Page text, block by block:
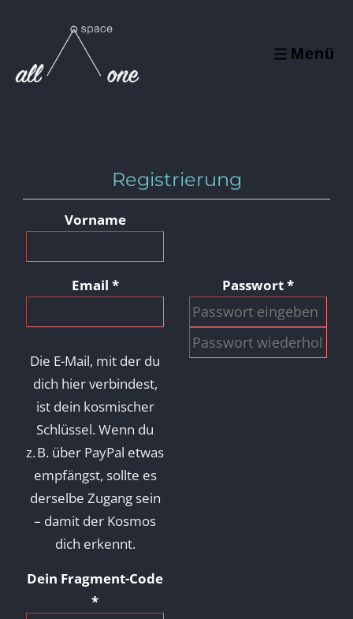
Menü
MENÜ
Registrierung
Vorname
Email *
Die E-Mail, mit der du
dich hier verbindest,
ist dein kosmischer
Schlüssel. Wenn du
z. B. über PayPal etwas
empfängst, sollte es
derselbe Zugang sein
– damit der Kosmos
dich erkennt.
Passwort*
Dein Fragment-Code
*